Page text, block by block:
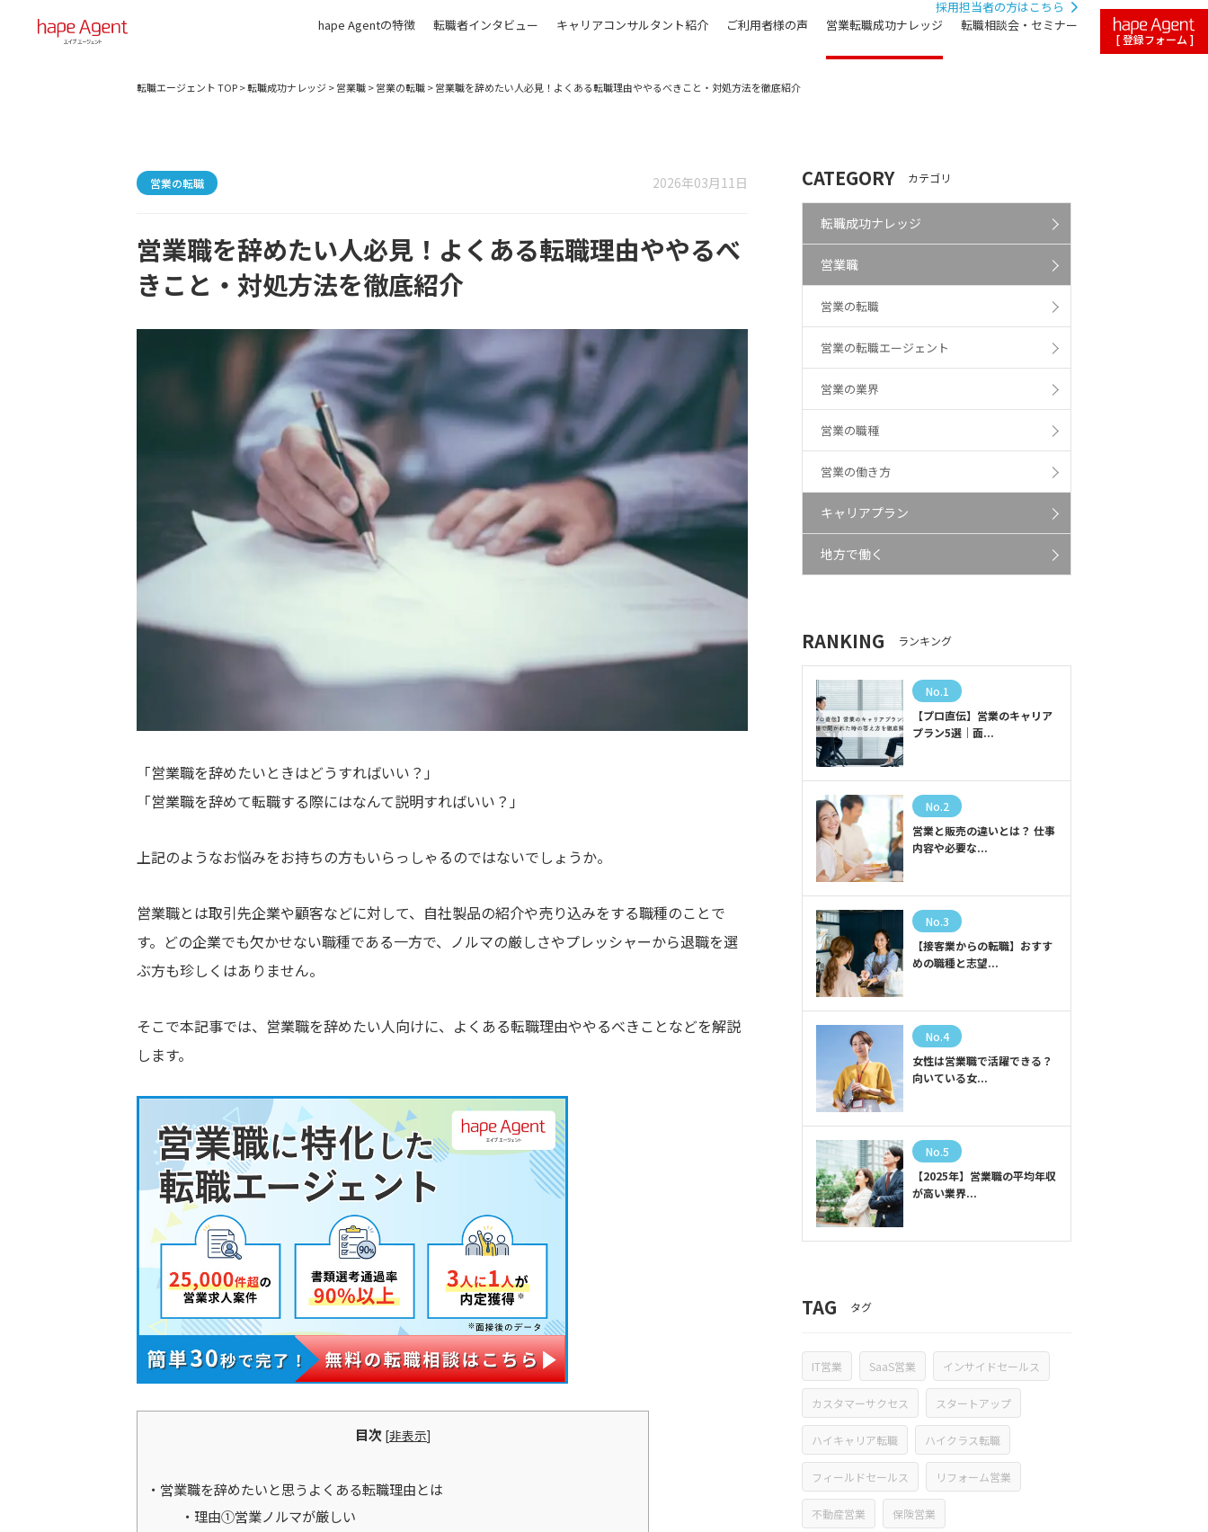
採用担当者の方はこちら
hape Agentの特徴
転職者インタビュー キャリアコンサルタント紹介 ご利用者様の声 営業転職成功ナレッジ 転職相談会・セミナー
[ 登録フォーム ]
転職エージェント TOP>転職成功ナレッジ>営業職>営業の転職>営業職を辞めたい人必見！よくある転職理由ややるべきこと・対処方法を徹底紹介
営業の転職 2026年03月11日
営業職を辞めたい人必見！よくある転職理由ややるべ
きこと・対処方法を徹底紹介
「営業職を辞めたいときはどうすればいい？」
「営業職を辞めて転職する際にはなんて説明すればいい？」
上記のようなお悩みをお持ちの方もいらっしゃるのではないでしょうか。
営業職とは取引先企業や顧客などに対して、自社製品の紹介や売り込みをする職種のことで
す。どの企業でも欠かせない職種である一方で、ノルマの厳しさやプレッシャーから退職を選
ぶ方も珍しくはありません。
そこで本記事では、営業職を辞めたい人向けに、よくある転職理由ややるべきことなどを解説
します。
目次 [非表示]
営業職を辞めたいと思うよくある転職理由とは
理由①営業ノルマが厳しい
CATEGORY カテゴリ
転職成功ナレッジ
営業職
営業の転職
営業の転職エージェント
営業の業界
営業の職種
営業の働き方
キャリアプラン
地方で働く
RANKING ランキング
No.1
【プロ直伝】営業のキャリア
プラン5選｜面...
No.2
営業と販売の違いとは？ 仕事
内容や必要な...
No.3
【接客業からの転職】おすす
めの職種と志望...
No.4
女性は営業職で活躍できる？
向いている女...
No.5
【2025年】営業職の平均年収
が高い業界...
TAG タグ
IT営業 SaaS営業 インサイドセールス
カスタマーサクセス スタートアップ
ハイキャリア転職 ハイクラス転職
フィールドセールス リフォーム営業
不動産営業 保険営業